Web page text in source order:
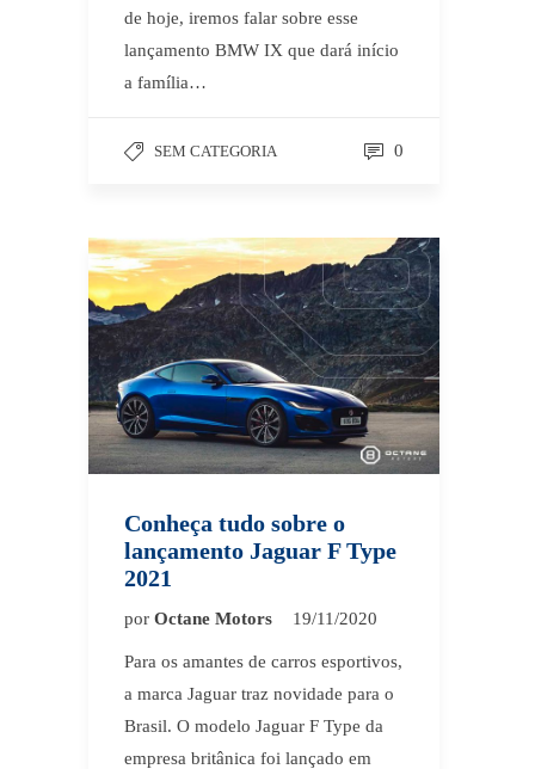
de hoje, iremos falar sobre esse
lançamento BMW IX que dará início
a família…
SEM CATEGORIA 0
Conheça tudo sobre o
lançamento Jaguar F Type
2021
por Octane Motors 19/11/2020
Para os amantes de carros esportivos,
a marca Jaguar traz novidade para o
Brasil. O modelo Jaguar F Type da
empresa britânica foi lançado em